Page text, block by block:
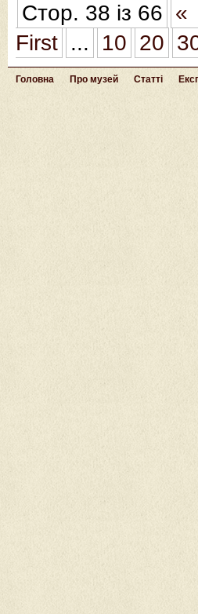
Стор. 38 із 66 «
First ... 10 20
Головна Про музей Статті